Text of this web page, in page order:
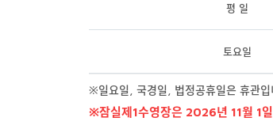
평 일
토요일
※일요일, 국경일, 법정공휴일은 휴관
※잠실제1수영장은 2026년 11월 1